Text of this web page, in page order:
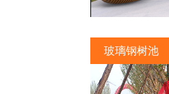
玻璃钢树池